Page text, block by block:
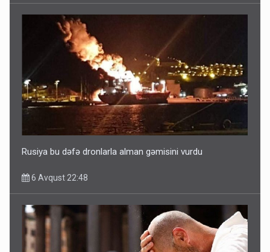
Ərdoğana sui-qəsd planının iştirakçısı detalları açıqladı
Rusiya bu dəfə dronlarla alman gəmisini vurdu
6 Avqust 22:48